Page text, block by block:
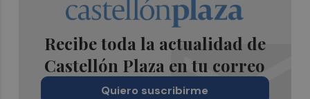
Recibe toda la actualidad de
Castellón Plaza en tu correo
Quiero suscribirme